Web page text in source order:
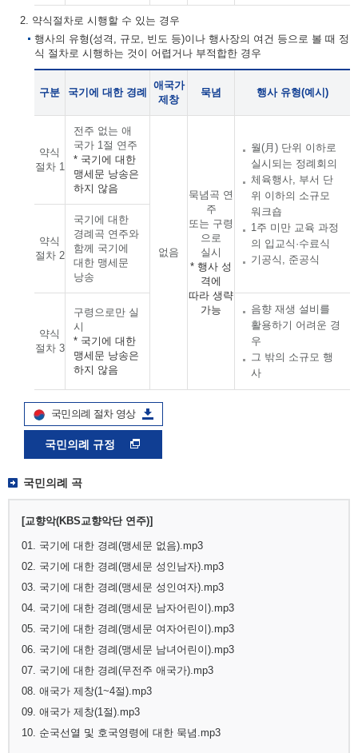
2. 약식절차로 시행할 수 있는 경우
행사의 유형(성격, 규모, 빈도 등)이나 행사장의 여건 등으로 볼 때 정
식 절차로 시행하는 것이 어렵거나 부적합한 경우
구분 국기에 대한 경례
애국가
제창
묵념 행사 유형(예시)
약식
절차 1
전주 없는 애
국가 1절 연주
* 국기에 대한
맹세문 낭송은
하지 않음
없음
묵념곡 연
주
또는 구령
으로
실시
* 행사 성
격에
따라 생략
가능
월(月) 단위 이하로
실시되는 정례회의
체육행사, 부서 단
위 이하의 소규모
워크숍
1주 미만 교육 과정
의 입교식·수료식
기공식, 준공식
약식
절차 2
국기에 대한
경례곡 연주와
함께 국기에
대한 맹세문
낭송
약식
절차 3
구령으로만 실
시
* 국기에 대한
맹세문 낭송은
하지 않음
음향 재생 설비를
활용하기 어려운 경
우
그 밖의 소규모 행
사
국민의례 절차 영상
국민의례 규정
국민의례 곡
[교향악(KBS교향악단 연주)]
01. 국기에 대한 경례(맹세문 없음).mp3
02. 국기에 대한 경례(맹세문 성인남자).mp3
03. 국기에 대한 경례(맹세문 성인여자).mp3
04. 국기에 대한 경례(맹세문 남자어린이).mp3
05. 국기에 대한 경례(맹세문 여자어린이).mp3
06. 국기에 대한 경례(맹세문 남녀어린이).mp3
07. 국기에 대한 경례(무전주 애국가).mp3
08. 애국가 제창(1~4절).mp3
09. 애국가 제창(1절).mp3
10. 순국선열 및 호국영령에 대한 묵념.mp3